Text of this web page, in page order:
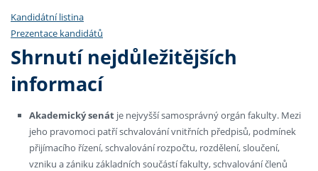
Kandidátní listina
Prezentace kandidátů
Shrnutí nejdůležitějších
informací
Akademický senát je nejvyšší samosprávný orgán fakulty. Mezi
jeho pravomoci patří schvalování vnitřních předpisů, podmínek
přijímacího řízení, schvalování rozpočtu, rozdělení, sloučení,
vzniku a zániku základních součástí fakulty, schvalování členů